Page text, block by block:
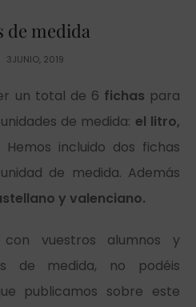
de medida
3JUNIO, 2019
un total de 6 fichas para
de medida: el litro,
. Hemos incluido dos fichas
de medida. Además
y valenciano.
vuestros alumnos y
de medida, no podéis
publicamos sobre este